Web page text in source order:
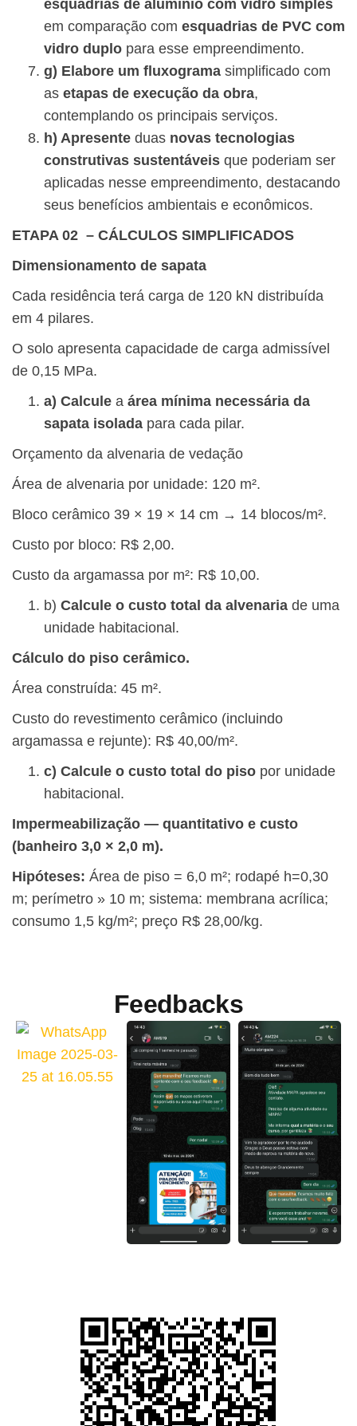
esquadrias de alumínio com vidro simples
em comparação com esquadrias de PVC com
vidro duplo para esse empreendimento.
g) Elabore um fluxograma simplificado com
as etapas de execução da obra,
contemplando os principais serviços.
h) Apresente duas novas tecnologias
construtivas sustentáveis que poderiam ser
aplicadas nesse empreendimento, destacando
seus benefícios ambientais e econômicos.
ETAPA 02 – CÁLCULOS SIMPLIFICADOS
Dimensionamento de sapata
Cada residência terá carga de 120 kN distribuída
em 4 pilares.
O solo apresenta capacidade de carga admissível
de 0,15 MPa.
a) Calcule a área mínima necessária da
sapata isolada para cada pilar.
Orçamento da alvenaria de vedação
Área de alvenaria por unidade: 120 m².
Bloco cerâmico 39 × 19 × 14 cm → 14 blocos/m².
Custo por bloco: R$ 2,00.
Custo da argamassa por m²: R$ 10,00.
b) Calcule o custo total da alvenaria de uma
unidade habitacional.
Cálculo do piso cerâmico.
Área construída: 45 m².
Custo do revestimento cerâmico (incluindo
argamassa e rejunte): R$ 40,00/m².
c) Calcule o custo total do piso por unidade
habitacional.
Impermeabilização — quantitativo e custo
(banheiro 3,0 × 2,0 m).
Hipóteses: Área de piso = 6,0 m²; rodapé h=0,30
m; perímetro » 10 m; sistema: membrana acrílica;
consumo 1,5 kg/m²; preço R$ 28,00/kg.
Feedbacks